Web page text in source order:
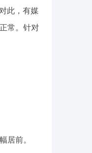
此，有媒
常。针对
居前。